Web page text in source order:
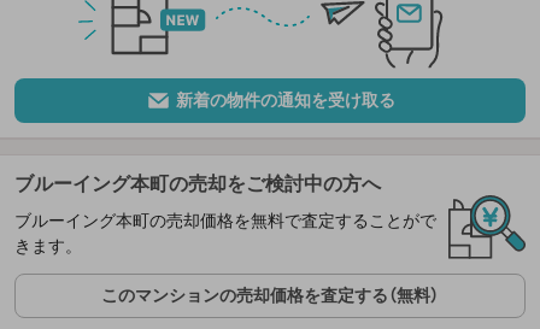
新着の物件の通知を受け取る
ブルーイング本町の売却をご検討中の方へ
ブルーイング本町の売却価格を無料で査定することがで
きます。
このマンションの売却価格を査定する（無料）